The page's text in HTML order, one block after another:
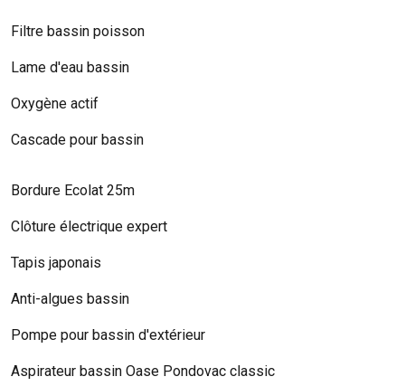
Filtre bassin poisson
Lame d'eau bassin
Oxygène actif
Cascade pour bassin
Bordure Ecolat 25m
Clôture électrique expert
Tapis japonais
Anti-algues bassin
Pompe pour bassin d'extérieur
Aspirateur bassin Oase Pondovac classic